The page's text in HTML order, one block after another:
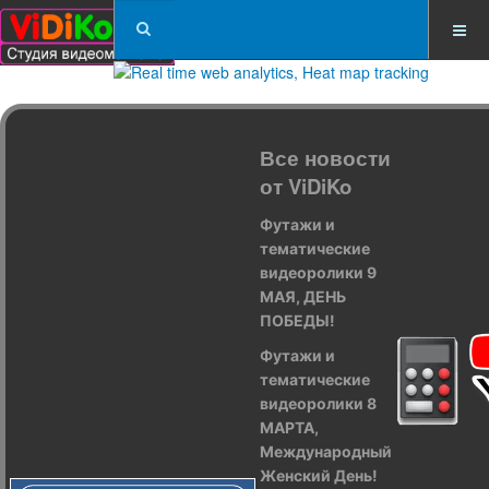
Все новости
от ViDiKo
Футажи и
тематические
видеоролики 9
МАЯ, ДЕНЬ
ПОБЕДЫ!
Футажи и
тематические
видеоролики 8
МАРТА,
Международный
Женский День!